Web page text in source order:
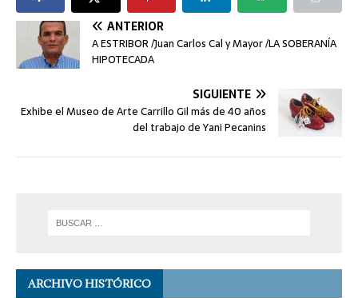
ANTERIOR
A ESTRIBOR /Juan Carlos Cal y Mayor /LA SOBERANÍA
HIPOTECADA
SIGUIENTE
Exhibe el Museo de Arte Carrillo Gil más de 40 años
del trabajo de Yani Pecanins
ARCHIVO HISTÓRICO